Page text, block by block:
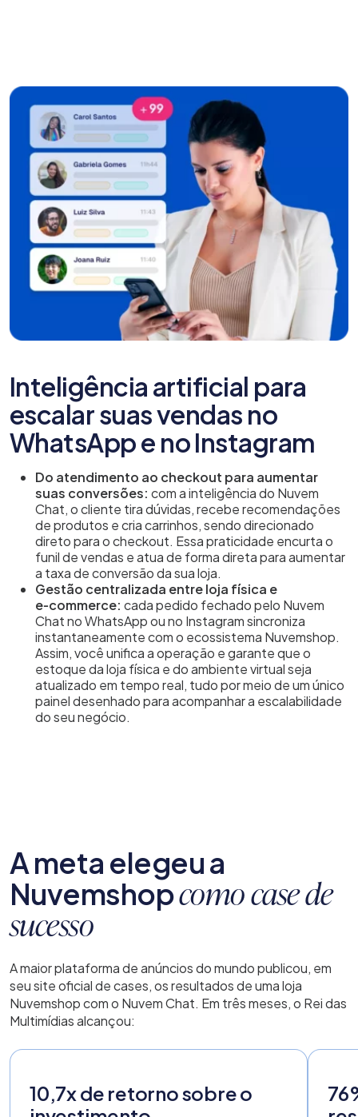
Inteligência artificial para
escalar suas vendas no
WhatsApp e no Instagram
Do atendimento ao checkout para aumentar
suas conversões: com a inteligência do Nuvem
Chat, o cliente tira dúvidas, recebe recomendações
de produtos e cria carrinhos, sendo direcionado
direto para o checkout. Essa praticidade encurta o
funil de vendas e atua de forma direta para aumentar
a taxa de conversão da sua loja.
Gestão centralizada entre loja física e
e‑commerce: cada pedido fechado pelo Nuvem
Chatno WhatsApp ou no Instagramsincroniza
instantaneamente com o ecossistema Nuvemshop.
Assim, você unifica a operação e garante que o
estoque da loja física e do ambiente virtual seja
atualizado em tempo real, tudo por meio de um único
painel desenhado para acompanhar a escalabilidade
do seu negócio.
A meta elegeu a
Nuvemshopcomo case de
sucesso
A maior plataforma de anúncios do mundo publicou, em
seu site oficial de cases, os resultados de uma loja
Nuvemshop com o Nuvem Chat. Em três meses, o Rei das
Multimídias alcançou:
10,7x de retorno sobre o